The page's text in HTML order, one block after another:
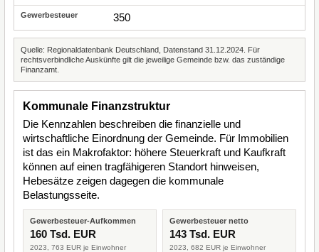
350
Quelle: Regionaldatenbank Deutschland, Datenstand 31.12.2024. Für
rechtsverbindliche Auskünfte gilt die jeweilige Gemeinde bzw. das zuständige
Finanzamt.
Kommunale Finanzstruktur
Die Kennzahlen beschreiben die finanzielle und
wirtschaftliche Einordnung der Gemeinde. Für Immobilien
ist das ein Makrofaktor: höhere Steuerkraft und Kaufkraft
können auf einen tragfähigeren Standort hinweisen,
Hebesätze zeigen dagegen die kommunale
Belastungsseite.
Gewerbesteuer-Aufkommen
160 Tsd. EUR
2023, 763 EUR je Einwohner
Gewerbesteuer netto
143 Tsd. EUR
2023, 682 EUR je Einwohner